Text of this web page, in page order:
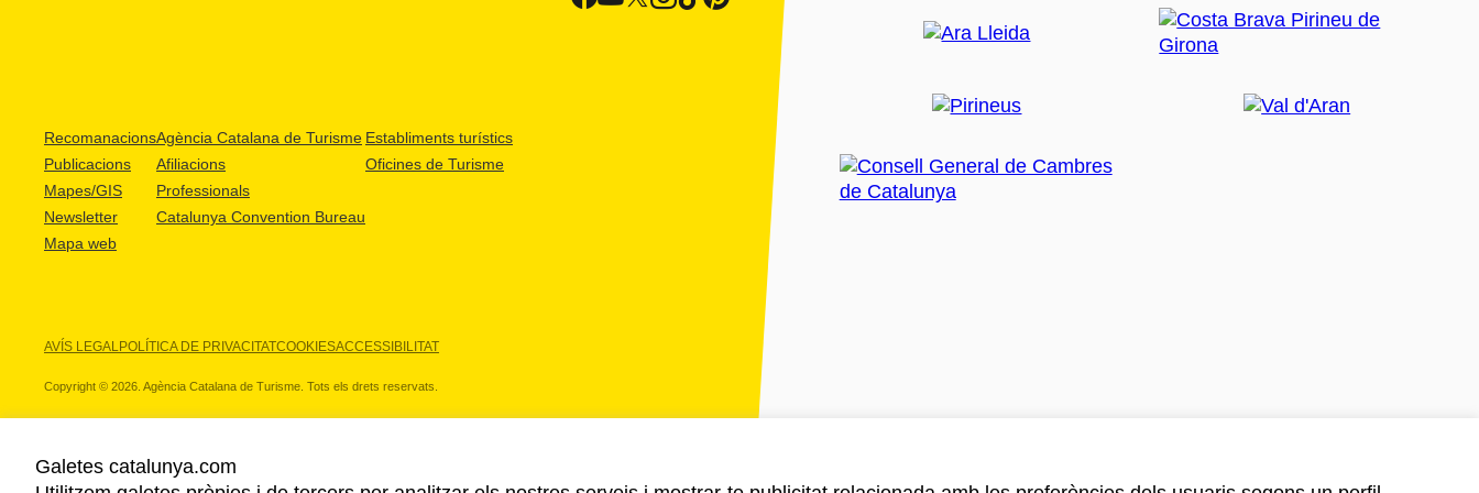
Recomanacions
Publicacions
Mapes/GIS
Newsletter
Mapa web
Agència Catalana de Turisme
Afiliacions
Professionals
Catalunya Convention Bureau
Establiments turístics
Oficines de Turisme
AVÍS LEGALPOLÍTICA DE PRIVACITATCOOKIESACCESSIBILITAT
Copyright © 2026. Agència Catalana de Turisme. Tots els drets reservats.
Galetes catalunya.com